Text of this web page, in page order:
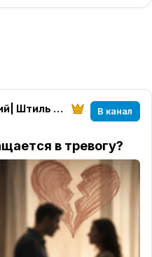
Психология отношений| Штиль в душе В канал
в тревогу?